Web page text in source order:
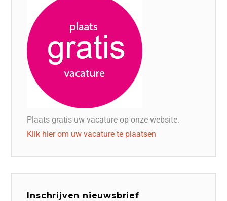
Plaats gratis uw vacature op onze website.
Klik hier om uw vacature te plaatsen
Inschrijven nieuwsbrief